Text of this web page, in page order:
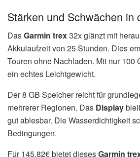
Stärken und Schwächen in
DasGarmin trex32x glänzt mit
Akkulaufzeit von 25 Stunden. Dies
Touren ohne Nachladen. Mit nur 100
ein echtes Leichtgewicht.
Der 8 GB Speicher reicht für
mehrerer Regionen. Das Display
gut ablesbar. Die Wasserdichtigkeit
Bedingungen.
Für 145,82€ bietet diesesGarmin